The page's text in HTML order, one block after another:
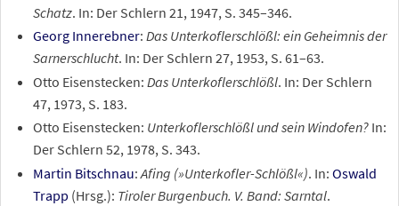
Schatz. In: Der Schlern 21, 1947, S. 345–346.
Georg Innerebner: Das Unterkoflerschlößl: ein Geheimnis der
Sarnerschlucht. In: Der Schlern 27, 1953, S. 61–63.
Otto Eisenstecken: Das Unterkoflerschlößl. In: Der Schlern
47, 1973, S. 183.
Otto Eisenstecken: Unterkoflerschlößl und sein Windofen?In:
Der Schlern 52, 1978, S. 343.
Martin Bitschnau: Afing (»Unterkofler-Schlößl«). In: Oswald
Trapp (Hrsg.): Tiroler Burgenbuch. V. Band: Sarntal.